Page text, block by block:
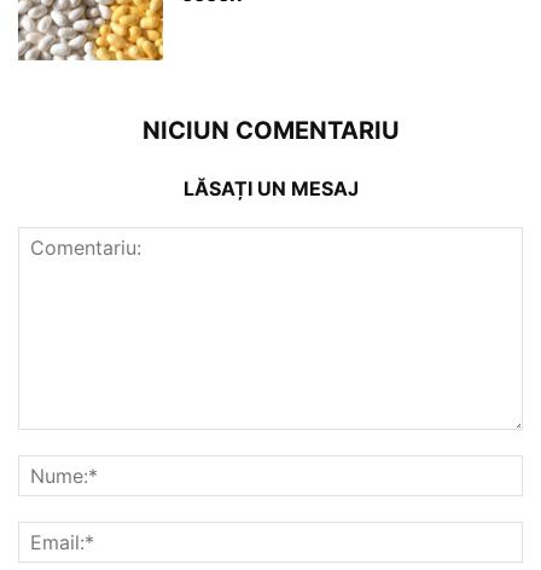
NICIUN COMENTARIU
LĂSAȚI UN MESAJ